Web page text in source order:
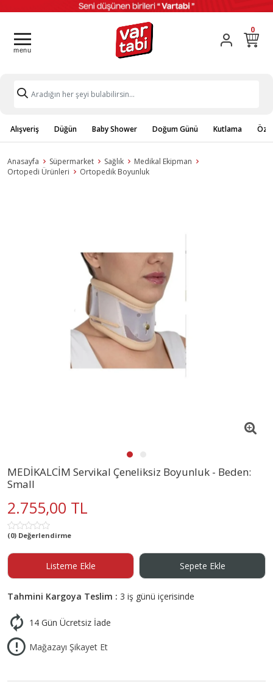
0
Alışveriş Düğün Baby Shower Doğum Günü Kutlama
Anasayfa Süpermarket Sağlık
Medikal Ekipman
Ortopedi Ürünleri
Ortopedik Boyunluk
MEDİKALCİM Servikal Çeneliksiz Boyunluk - Beden:
Small
2.755,00 TL
(0) Değerlendirme
Listeme Ekle Sepete Ekle
Tahmini Kargoya Teslim : 3 iş günü içerisinde
14 Gün Ücretsiz İade
Mağazayı Şikayet Et